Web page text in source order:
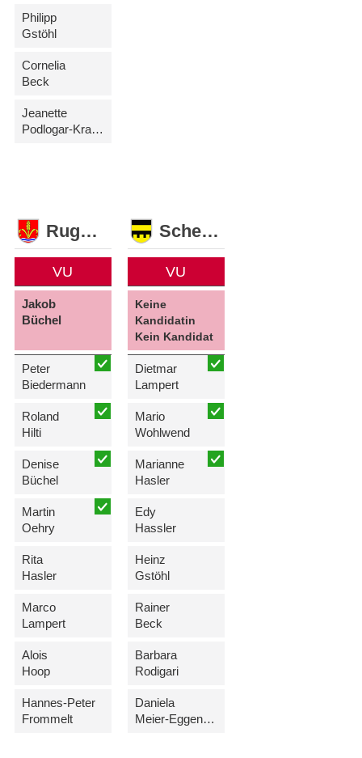
Philipp
Gstöhl
Cornelia
Beck
Jeanette
Podlogar-Kranz
Ruggell
VU
Jakob
Büchel
Peter
Biedermann
Roland
Hilti
Denise
Büchel
Martin
Oehry
Rita
Hasler
Marco
Lampert
Alois
Hoop
Hannes-Peter
Frommelt
Schellenberg
VU
Keine
Kandidatin
Kein Kandidat
Dietmar
Lampert
Mario
Wohlwend
Marianne
Hasler
Edy
Hassler
Heinz
Gstöhl
Rainer
Beck
Barbara
Rodigari
Daniela
Meier-Eggenberger